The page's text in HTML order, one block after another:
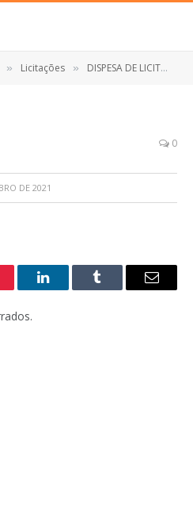
» Licitações » DISPESA DE LICITAÇÃO Nº 010/2020 (Contratação de empresa para aquisição de equipamentos de proteção indivial-EPI (Macacão e Mascara) referente as medidas de enfrentamento ao Novo Coronavírus (Covid-19))
0
DE 2021
LinkedInTumblr
E-